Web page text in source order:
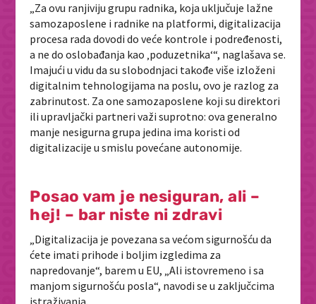
„Za ovu ranjiviju grupu radnika, koja uključuje lažne
samozaposlene i radnike na platformi, digitalizacija
procesa rada dovodi do veće kontrole i podređenosti,
a ne do oslobađanja kao ‚poduzetnika‘“, naglašava se.
Imajući u vidu da su slobodnjaci takođe više izloženi
digitalnim tehnologijama na poslu, ovo je razlog za
zabrinutost. Za one samozaposlene koji su direktori
ili upravljački partneri važi suprotno: ova generalno
manje nesigurna grupa jedina ima koristi od
digitalizacije u smislu povećane autonomije.
Posao vam je nesiguran, ali –
hej! – bar niste ni zdravi
„Digitalizacija je povezana sa većom sigurnošću da
ćete imati prihode i boljim izgledima za
napredovanje“, barem u EU, „Ali istovremeno i sa
manjom sigurnošću posla“, navodi se u zaključcima
istraživanja.